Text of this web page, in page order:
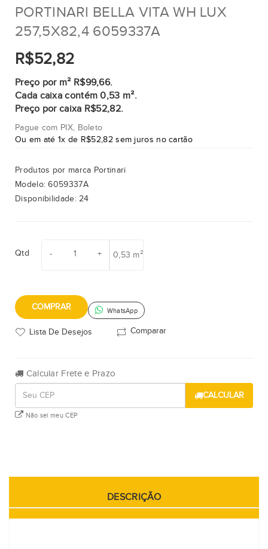
PORTINARI BELLA VITA WH LUX
257,5X82,4 6059337A
R$52,82
Preço por m² R$99,66.
Cada caixa contém 0,53 m².
Preço por caixa R$52,82.
Pague com PIX, Boleto
Ou em até 1x de R$52,82 sem juros no cartão
Produtos por marca Portinari
Modelo:6059337A
Disponibilidade:24
Qtd 0,53 m²
COMPRAR WhatsApp
Lista De Desejos Comparar
Calcular Frete e Prazo
CALCULAR
Não sei meu CEP
DESCRIÇÃO